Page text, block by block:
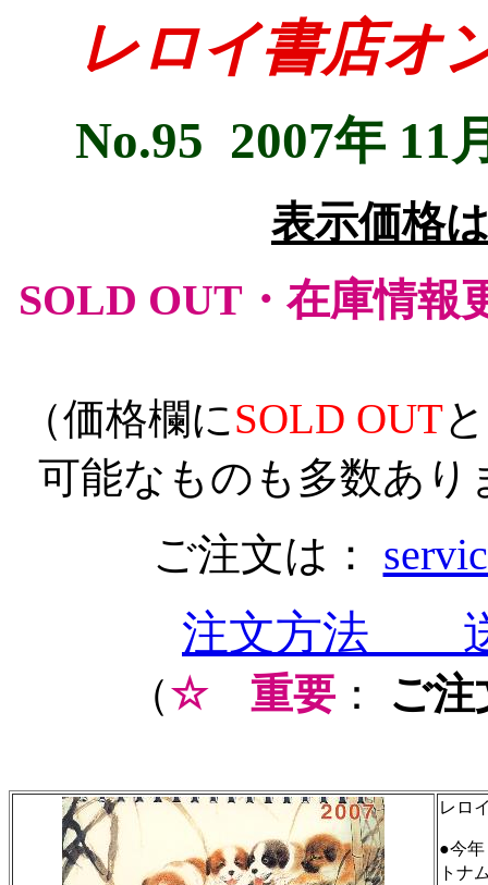
レロイ書店オ
No.95 2007年 11
表示価格
SOLD OUT・在庫情報
（価格欄にSOLD OUT
可能なものも多数あ
ご注文は：
注文方法
（☆ 重要： ご
レロ
●今
トナ